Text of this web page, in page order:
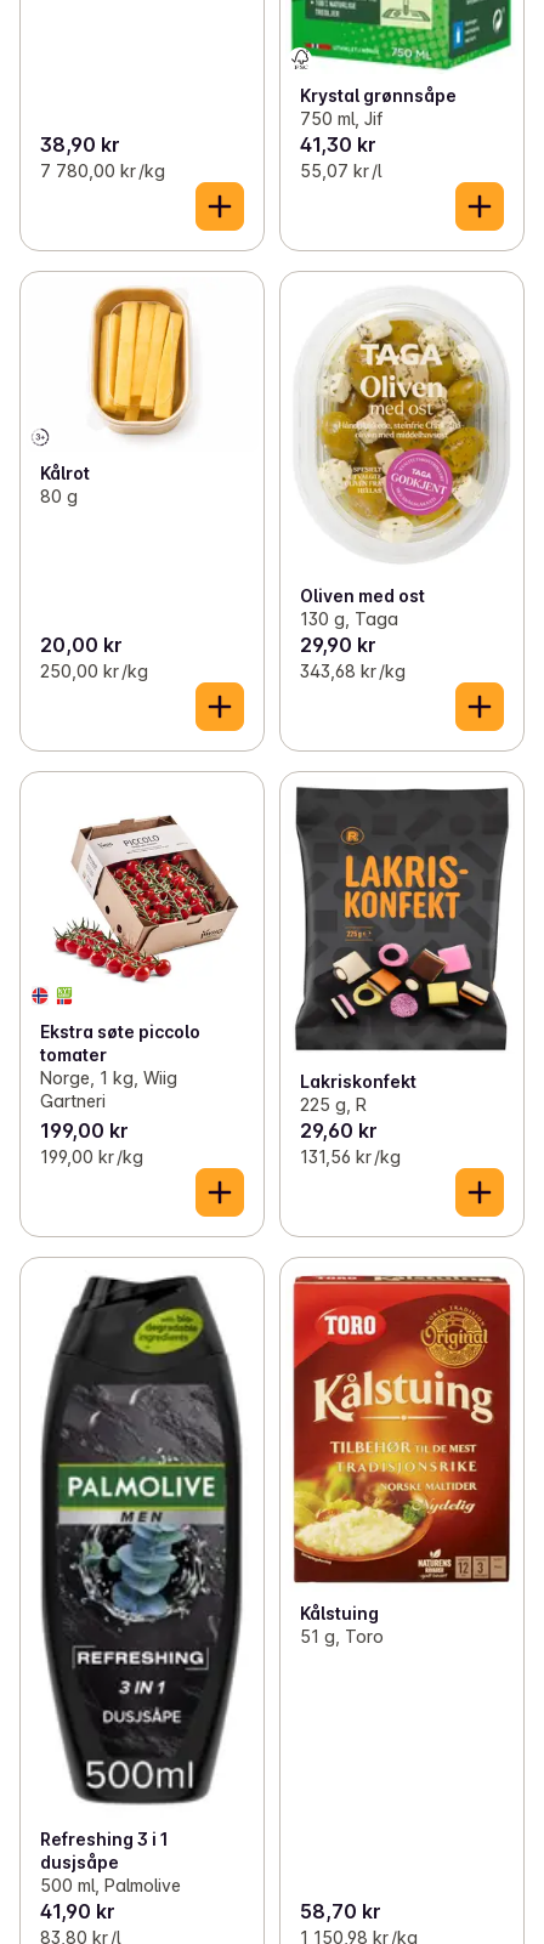
38,90 kr
7 780,00 kr /kg
Krystal grønnsåpe
750 ml, Jif
41,30 kr
55,07 kr /l
Kålrot
80 g
20,00 kr
250,00 kr /kg
Oliven med ost
130 g, Taga
29,90 kr
343,68 kr /kg
Ekstra søte piccolo
tomater
Norge, 1 kg, Wiig
Gartneri
199,00 kr
199,00 kr /kg
Lakriskonfekt
225 g, R
29,60 kr
131,56 kr /kg
Refreshing 3 i 1
dusjsåpe
500 ml, Palmolive
41,90 kr
83,80 kr /l
Kålstuing
51 g, Toro
58,70 kr
1 150,98 kr /kg